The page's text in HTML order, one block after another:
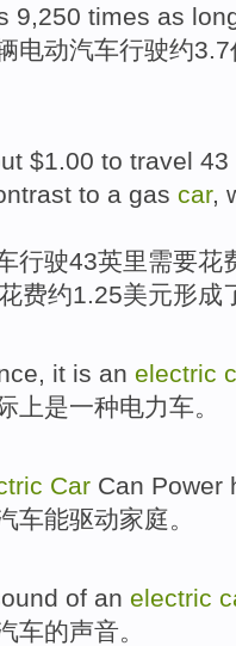
9,250 times as
电动汽车行驶约
$1.00 to travel
to a gas car,
行驶43英里需要花
费约1.25美元形成
, it is an electric
上是一种电力车。
Car Can Power
车能驱动家庭。
of an electric
车的声音。